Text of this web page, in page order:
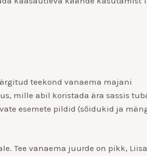
teekond vanaema majani
mille abil koristada ära sassis
esemete pildid (sõidukid ja
Tee vanaema juurde on pikk,